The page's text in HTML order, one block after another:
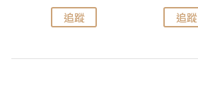
追蹤 追蹤